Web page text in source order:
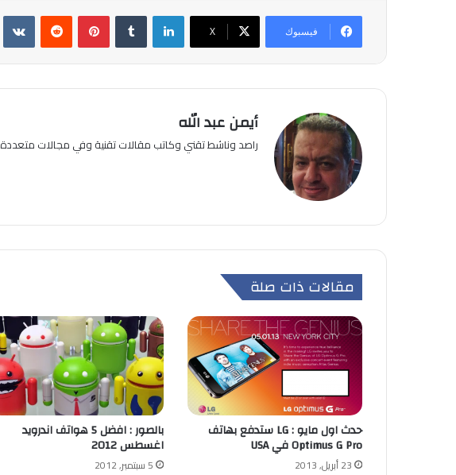
فيسبوك ‫X
لينكدإن بينتيريست
أيمن عبد الله
راصد وناشط تقني وكاتب مقالات تقنية وفي مجالات متعددة
مقالات ذات صلة
حدث اول مايو : LG ستدفع بهاتف
Optimus G Pro في USA
23 أبريل, 2013
بالصور : افضل 5 هواتف اندرويد
اغسطس 2012
5 سبتمبر, 2012